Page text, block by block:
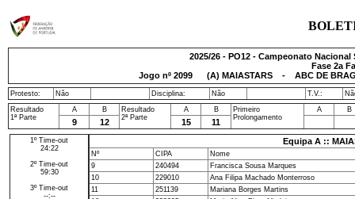
2025/26 - PO12 - Campeonato
Fase 2a
Jogo nº 2099(A) MAIASTARS - ABC DE
Protesto: Não Disciplina: Não T.V.:
Resultado
1ª Parte
A B
Resultado
2ª Parte
A B
Primeiro
Prolongamento
A B
9 12 15 11
1º Time-out
24:22
2º Time-out
59:30
3º Time-out
--:--
Equipa A ::
Nº CIPA
Nome
9
240494
Francisca Sousa Marques
10
229010
Ana Filipa Machado Monterroso
11
251139
Mariana Borges Martins